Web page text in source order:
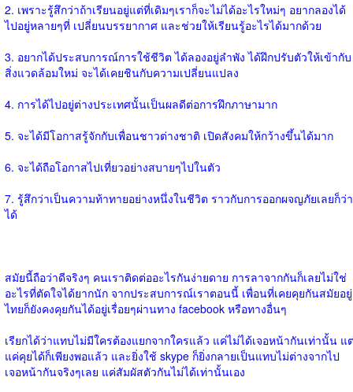
2. เพราะรู้สึกว่าถ้าเรียนอยู่แต่ที่เดิมๆเราก็จะไม่ได้อะไรใหม่ๆ อยากลองได้
ไปอยู่หลายๆที่ เปลี่ยนบรรยากาศ และช่วยให้เรียนรู้อะไรได้มากด้วย
3. อยากได้ประสบการณ์การใช้ชีวิต ได้ลองอยู่ลำพัง ได้ฝึกปรับตัวให้เข้ากับ
สิ่งแวดล้อมใหม่ จะได้เคยชินกับความเปลี่ยนแปลง
4. การได้ไปอยู่ต่างประเทศนั้นเป็นผลดีต่อการฝึกภาษามาก
5. จะได้มีโอกาสรู้จักกับเพื่อนชาวต่างชาติ เปิดสังคมให้กว้างขึ้นได้มาก
6. จะได้ถือโอกาสไปเที่ยวอย่างสบายๆไปในตัว
7. รู้สึกว่าเป็นความท้าทายอย่างหนึ่งในชีวิต ราวกับการออกผจญภัยเลยก็ว่า
ได้
สมัยนี้ถือว่าดีจริงๆ คนเราติดต่ออะไรกันง่ายดาย การลาจากกันก็เลยไม่ใช่
อะไรที่ตัดใจได้ยากนัก จากประสบการณ์เราตอนนี้ เพื่อนที่เคยคุยกันสมัยอยู่
ไทยก็ยังคงคุยกันได้อยู่เรื่อยๆผ่านทาง facebook หรือทางอื่นๆ
เรียกได้ว่าแทบไม่มีใครต้องแยกจากใครแล้ว แค่ไม่ได้เจอหน้ากันเท่านั้น แ
แค่คุยได้ก็เพียงพอแล้ว และยิ่งใช้ skype ก็ยิ่งกลายเป็นแทบไม่ต่างจากไป
เจอหน้ากันจริงๆเลย แค่สัมผัสตัวกันไม่ได้เท่านั้นเอง